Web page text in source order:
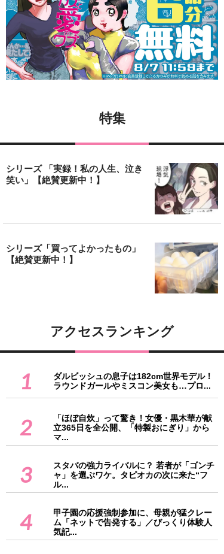
特集
シリーズ 「実録！私の人生、泣き
笑い」【絶賛更新中！】
シリーズ「買ってよかったもの」
【絶賛更新中！】
アクセスランキング
1
ダルビッシュの息子は182cm世界モデル！
ラウンドガールやミスコン美女も…プロ...
2
「ほぼ自炊」って驚き！女優・黒木華が献
立365日を全公開、「特製おにぎり」から
マ...
3
スタバの強力ライバルに？ 若者が「ゴンチ
ャ」を選ぶワケ。タピオカの次に来た“フ
ル...
4
甲子園の応援強制参加に、母親が猛クレー
ム「ネットで告発する」／びっくり体験人
気記...